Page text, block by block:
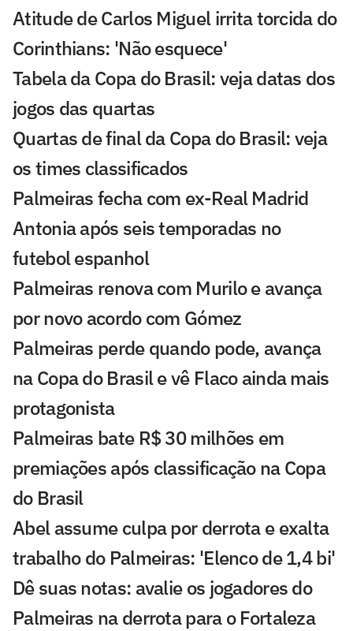
Atitude de Carlos Miguel irrita torcida do
Corinthians: 'Não esquece'
Tabela da Copa do Brasil: veja datas dos
jogos das quartas
Quartas de final da Copa do Brasil: veja
os times classificados
Palmeiras fecha com ex-Real Madrid
Antonia após seis temporadas no
futebol espanhol
Palmeiras renova com Murilo e avança
por novo acordo com Gómez
Palmeiras perde quando pode, avança
na Copa do Brasil e vê Flaco ainda mais
protagonista
Palmeiras bate R$ 30 milhões em
premiações após classificação na Copa
do Brasil
Abel assume culpa por derrota e exalta
trabalho do Palmeiras: 'Elenco de 1,4 bi'
Dê suas notas: avalie os jogadores do
Palmeiras na derrota para o Fortaleza